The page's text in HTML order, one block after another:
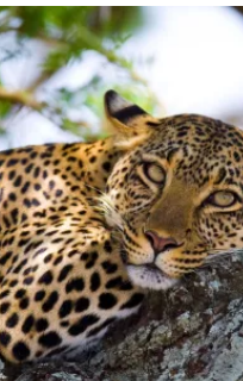
Kontynuuj z Facebookiem
Kontynuuj z e-mailem